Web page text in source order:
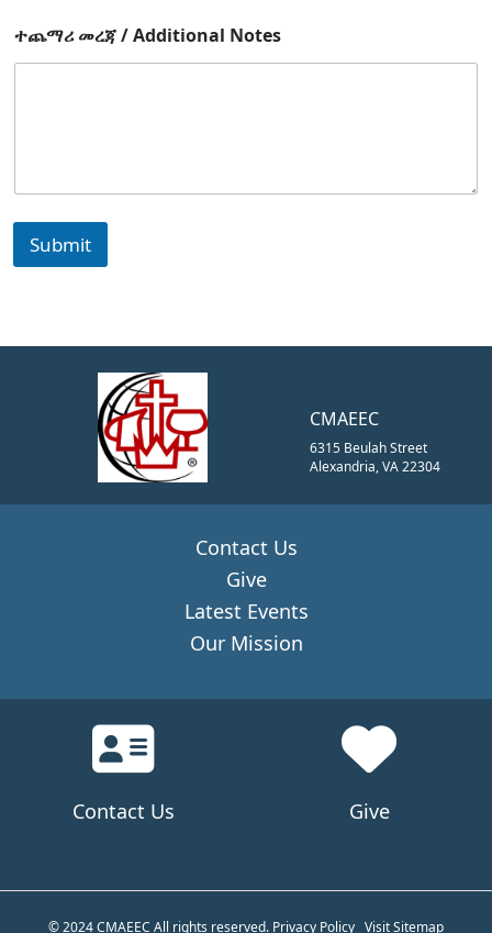
ተጨማሪ መረጃ / Additional Notes
Submit
CMAEEC
6315 Beulah Street
Alexandria, VA 22304
Contact Us
Give
Latest Events
Our Mission
Contact Us Give
© 2024 CMAEEC All rights reserved. Privacy Policy Visit Sitemap